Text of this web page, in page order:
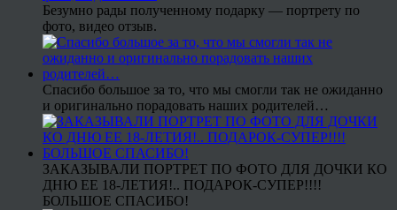
Безумно рады полученному подарку — портрету по
фото, видео отзыв.
Спасибо большое за то, что мы смогли так не ожиданно
и оригинально порадовать наших родителей…
ЗАКАЗЫВАЛИ ПОРТРЕТ ПО ФОТО ДЛЯ ДОЧКИ КО
ДНЮ ЕЕ 18-ЛЕТИЯ!.. ПОДАРОК-СУПЕР!!!!
БОЛЬШОЕ СПАСИБО!